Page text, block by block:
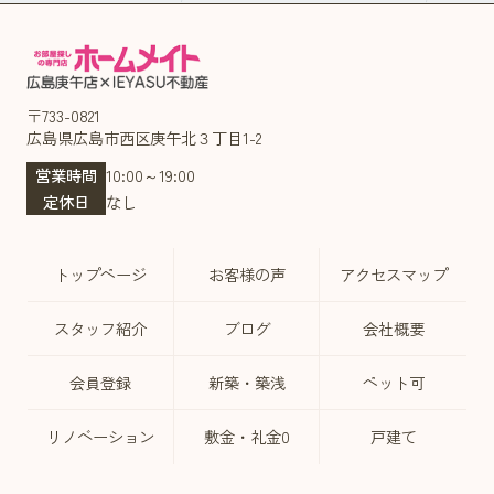
〒733-0821
広島県広島市西区庚午北３丁目1-2
営業時間 10:00～19:00
定休日
なし
トップページ お客様の声 アクセスマップ
スタッフ紹介 ブログ 会社概要
会員登録 新築・築浅 ペット可
リノベーション 敷金・礼金0 戸建て